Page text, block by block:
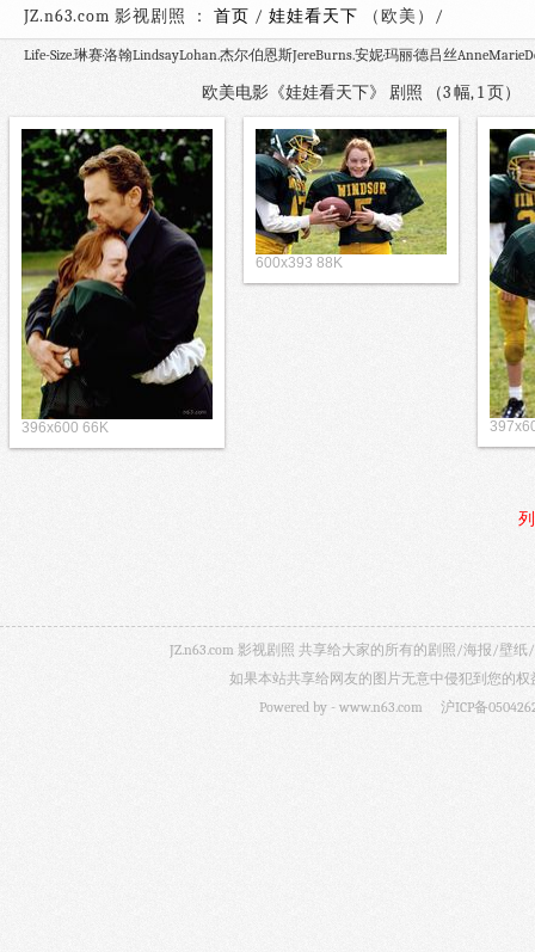
JZ.n63.com 影视剧照 ： 首页 / 娃娃看天下 （欧美
Life-Size.琳赛·洛翰LindsayLohan.杰尔·伯恩斯JereBurns.安妮·玛丽·德吕丝
欧美电影《娃娃看天下》 剧照 （3 幅, 1 页
396x600 66K
600x393 88K
JZ.n63.com 影视剧照 共享给大家的所有的剧照/海报/壁
如果本站共享给网友的图片无意中侵犯到您的
Powered by - www.n63.com 沪ICP备